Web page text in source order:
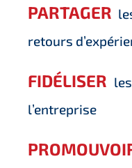
PARTAGER
retours
FIDÉLISER
l’entreprise